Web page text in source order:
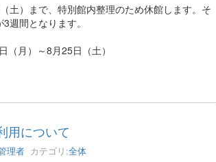
土）まで、特別館内整理のため休館します。そ
週間となります。
月）～8月25日（土）
用について
理者カテゴリ:全体